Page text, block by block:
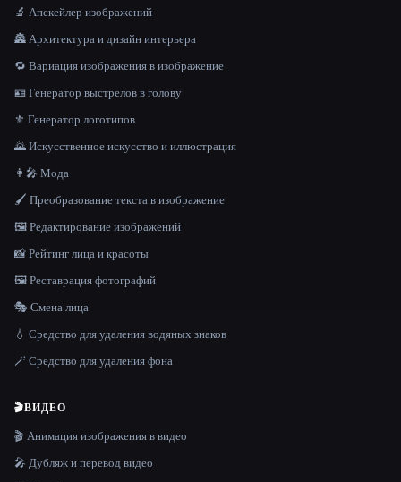
🔬 Апскейлер изображений
🏯 Архитектура и дизайн интерьера
🔁 Вариация изображения в изображение
🪪 Генератор выстрелов в голову
⚜️ Генератор логотипов
🌄 Искусственное искусство и иллюстрация
👩‍🎤 Мода
🖌️ Преобразование текста в изображение
🖼️ Редактирование изображений
📸 Рейтинг лица и красоты
🖼️ Реставрация фотографий
🎭 Смена лица
💧 Средство для удаления водяных знаков
🪄 Средство для удаления фона
🎬ВИДЕО
🎬 Анимация изображения в видео
🎤 Дубляж и перевод видео